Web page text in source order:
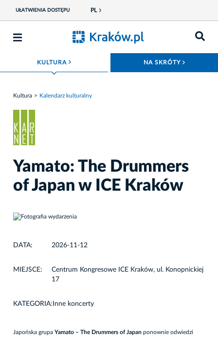
UŁATWIENIA DOSTĘPU PL
KULTURA ROZWIŃ MENU NA SKRÓTY
Kultura Kalendarz kulturalny
Yamato: The Drummers
of Japan w ICE Kraków
DATA: 2026-11-12
MIEJSCE:
Centrum Kongresowe ICE Kraków, ul. Konopnickiej
17
KATEGORIA: Inne koncerty
Japońska grupa Yamato – The Drummers of Japan ponownie odwiedzi